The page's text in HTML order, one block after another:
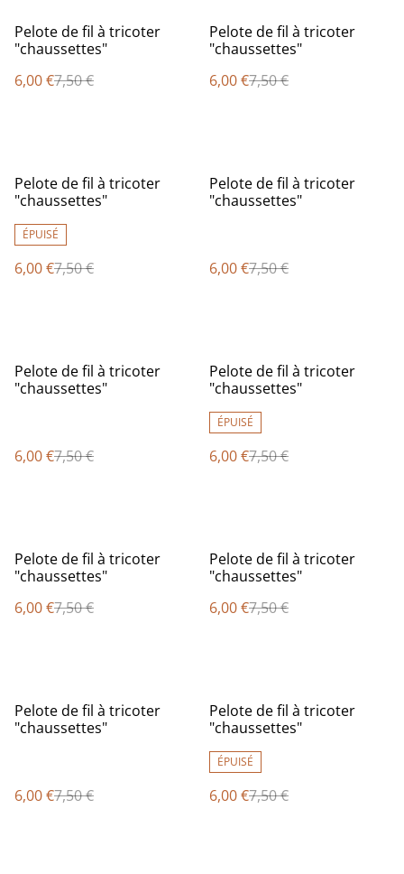
%
Pelote de fil à tricoter
"chaussettes"
6,00 €7,50 €
%
Pelote de fil à tricoter
"chaussettes"
6,00 €7,50 €
%
Pelote de fil à tricoter
"chaussettes"
ÉPUISÉ
6,00 €7,50 €
%
Pelote de fil à tricoter
"chaussettes"
6,00 €7,50 €
%
Pelote de fil à tricoter
"chaussettes"
6,00 €7,50 €
%
Pelote de fil à tricoter
"chaussettes"
ÉPUISÉ
6,00 €7,50 €
%
Pelote de fil à tricoter
"chaussettes"
6,00 €7,50 €
%
Pelote de fil à tricoter
"chaussettes"
6,00 €7,50 €
%
Pelote de fil à tricoter
"chaussettes"
6,00 €7,50 €
%
Pelote de fil à tricoter
"chaussettes"
ÉPUISÉ
6,00 €7,50 €